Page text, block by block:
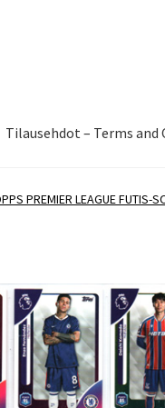
Tilausehdot – Terms and
PREMIER LEAGUE FUTIS-